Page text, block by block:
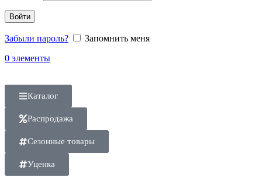
Войти
Забыли пароль?
Запомнить меня
0 элементы
Каталог
Распродажа
Сезонные товары
Уценка